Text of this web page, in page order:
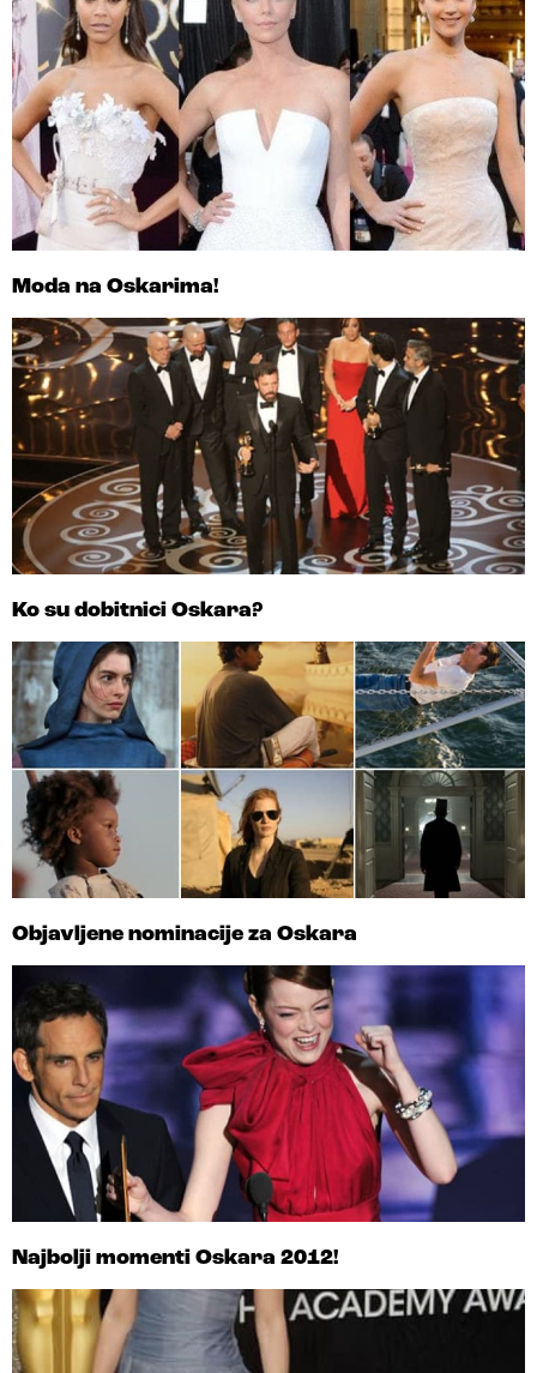
Moda na Oskarima!
Ko su dobitnici Oskara?
Objavljene nominacije za Oskara
Najbolji momenti Oskara 2012!